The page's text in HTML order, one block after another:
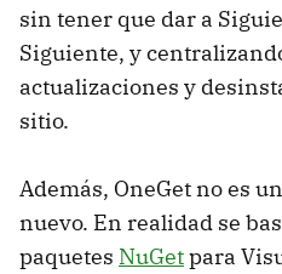
sin tener que dar a
Siguiente, y
actualizaciones y
sitio.
Además, OneGet no es
nuevo. En realidad se
paquetes NuGetpara